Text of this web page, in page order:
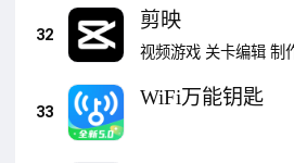
32
剪映
视频游戏 关卡编辑 制
33
WiFi万能钥匙